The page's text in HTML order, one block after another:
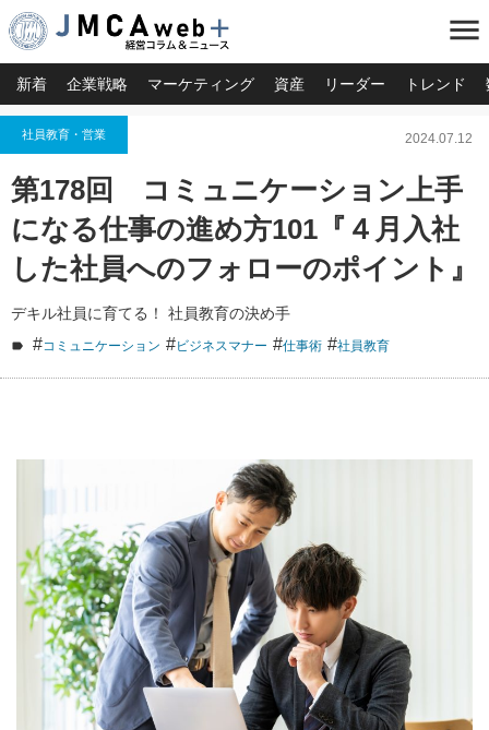
menu
新着 企業戦略 マーケティング 資産 リーダー トレンド
社員教育・営業 2024.07.12
第178回 コミュニケーション上手
になる仕事の進め方101『４月入社
した社員へのフォローのポイント』
デキル社員に育てる！ 社員教育の決め手
#コミュニケーション #ビジネスマナー #仕事術 #社員教育